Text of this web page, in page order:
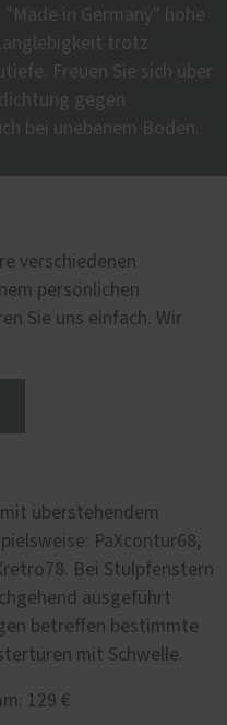
"Made in Germany" hohe
trotz
Freuen Sie sich über
gegen
bei unebenem Boden.
verschiedenen
persönlichen
Sie uns einfach. Wir
überstehendem
PaXcontur68,
Bei Stulpfenstern
ausgeführt
betreffen bestimmte
mit Schwelle.
129 €